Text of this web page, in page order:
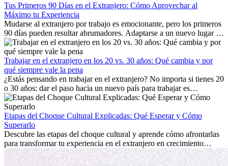
Tus Primeros 90 Días en el Extranjero: Cómo Aprovechar al
Máximo tu Experiencia
Mudarse al extranjero por trabajo es emocionante, pero los primeros
90 días pueden resultar abrumadores. Adaptarse a un nuevo lugar de
trabajo, construir una vida social, comprender la cultura local y lidiar
con la nostalgia son parte del proceso. Esta guía para expatriados te
mostrará cómo aprovechar al máximo tus primeros meses en el
extranjero, asegurando tanto éxito profesional como crecimiento
personal.
Trabajar en el extranjero en los 20 vs. 30 años: Qué cambia y por
qué siempre vale la pena
¿Estás pensando en trabajar en el extranjero? No importa si tienes 20
o 30 años: dar el paso hacia un nuevo país para trabajar es
emocionante y, a veces, desafiante. Muchas personas se preguntan si
la edad marca la diferencia. La verdad es que la experiencia
internacional siempre vale la pena. Puede impulsar tu carrera,
fomentar tu crecimiento personal y ofrecerte valiosas perspectivas
culturales que transforman tu vida.
Etapas del Choque Cultural Explicadas: Qué Esperar y Cómo
Superarlo
Descubre las etapas del choque cultural y aprende cómo afrontarlas
para transformar tu experiencia en el extranjero en crecimiento
personal y adaptación exitosa.